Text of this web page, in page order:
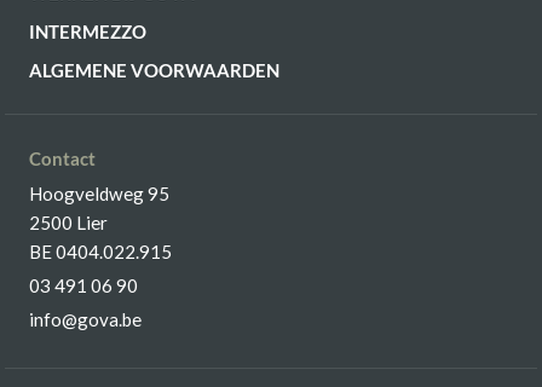
INTERMEZZO
ALGEMENE VOORWAARDEN
Contact
Hoogveldweg 95
2500 Lier
BE 0404.022.915
03 491 06 90
info@gova.be